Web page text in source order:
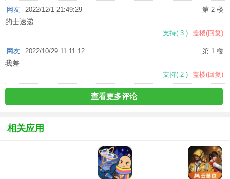
第 2 楼
网友 2022/12/1 21:49:29
的士速递
支持( 3 ) 盖楼(回复)
第 1 楼
网友 2022/10/29 11:11:12
我差
支持( 2 ) 盖楼(回复)
查看更多评论
相关应用